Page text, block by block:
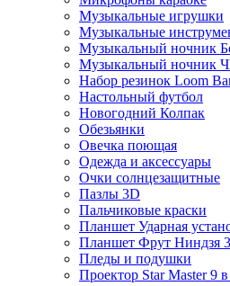
Музыкальные игрушки
Музыкальные
Музыкальный ночник
Музыкальный ночник
Набор резинок Loom
Настольный футбол
Новогодний Колпак
Обезьянки
Овечка поющая
Одежда и аксессуары
Очки солнцезащитные
Пазлы 3D
Пальчиковые краски
Планшет Ударная
Планшет Фрут Ниндзя
Пледы и подушки
Проектор Star Master 9 в